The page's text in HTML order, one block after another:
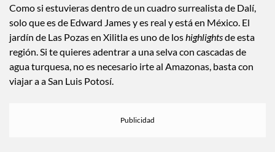
Como si estuvieras dentro de un cuadro surrealista de Dalí,
solo que es de Edward James y es real y está en México. El
jardín de Las Pozas en Xilitla es uno de los highlightsde esta
región. Si te quieres adentrar a una selva con cascadas de
agua turquesa, no es necesario irte al Amazonas, basta con
viajar a a San Luis Potosí.